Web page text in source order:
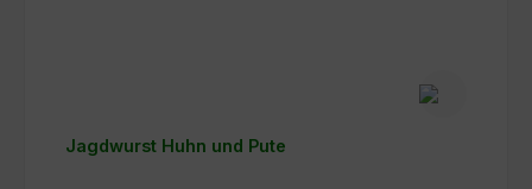
Jagdwurst Huhn und Pute